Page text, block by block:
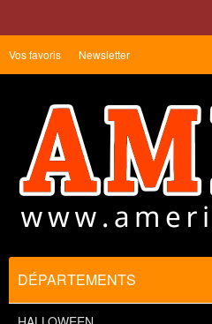
Vos favoris Newsletter
DÉPARTEMENTS